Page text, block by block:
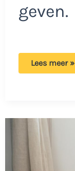
geven.
Moeder
moeten
discipline
Lees meer »